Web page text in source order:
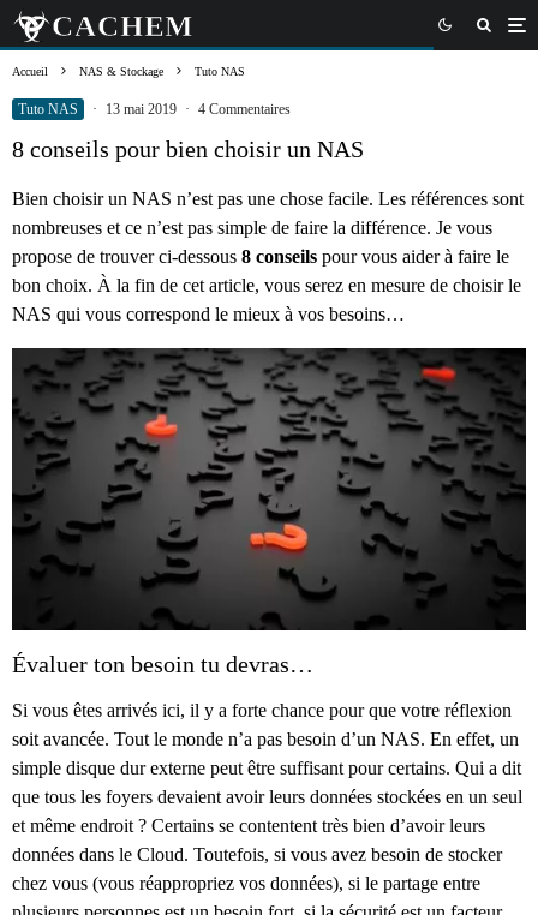
Accueil NAS & Stockage Tuto NAS
Tuto NAS · 13 mai 2019 · 4 Commentaires
8 conseils pour bien choisir un NAS
Bien choisir un NAS n’est pas une chose facile. Les références sont
nombreuses et ce n’est pas simple de faire la différence. Je vous
propose de trouver ci-dessous 8 conseils pour vous aider à faire le
bon choix. À la fin de cet article, vous serez en mesure de choisir le
NAS qui vous correspond le mieux à vos besoins…
Évaluer ton besoin tu devras…
Si vous êtes arrivés ici, il y a forte chance pour que votre réflexion
soit avancée. Tout le monde n’a pas besoin d’un NAS. En effet, un
simple disque dur externe peut être suffisant pour certains. Qui a dit
que tous les foyers devaient avoir leurs données stockées en un seul
et même endroit ? Certains se contentent très bien d’avoir leurs
données dans le Cloud. Toutefois, si vous avez besoin de stocker
chez vous (vous réappropriez vos données), si le partage entre